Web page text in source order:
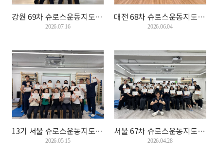
강원 69차 슈로스운동지도사 기본과정이 6/14 마무...
2026.07.16
대전 68차 슈로스운동지도사 기본과정이 5/31 마무...
2026.06.04
13기 서울 슈로스운동지도사 심화과정이 4/19 마무...
2026.05.15
서울 67차 슈로스운동지도사 기본과정이 3/29 마무...
2026.04.28